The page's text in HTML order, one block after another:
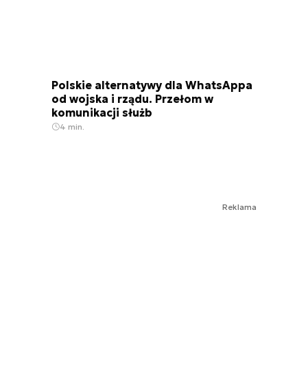
Polskie alternatywy dla WhatsAppa
od wojska i rządu. Przełom w
komunikacji służb
4 min.
Reklama